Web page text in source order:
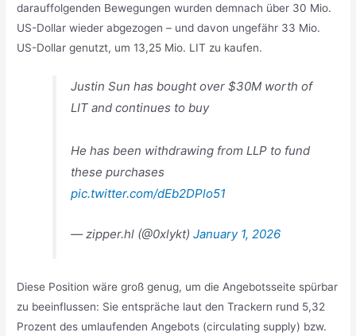
darauffolgenden Bewegungen wurden demnach über 30 Mio.
US-Dollar wieder abgezogen – und davon ungefähr 33 Mio.
US-Dollar genutzt, um 13,25 Mio. LIT zu kaufen.
Justin Sun has bought over $30M worth of
LIT and continues to buy
He has been withdrawing from LLP to fund
these purchases
pic.twitter.com/dEb2DPlo51
— zipper.hl (@0xlykt)January 1, 2026
Diese Position wäre groß genug, um die Angebotsseite spürbar
zu beeinflussen: Sie entspräche laut den Trackern rund 5,32
Prozent des umlaufenden Angebots (circulating supply) bzw.